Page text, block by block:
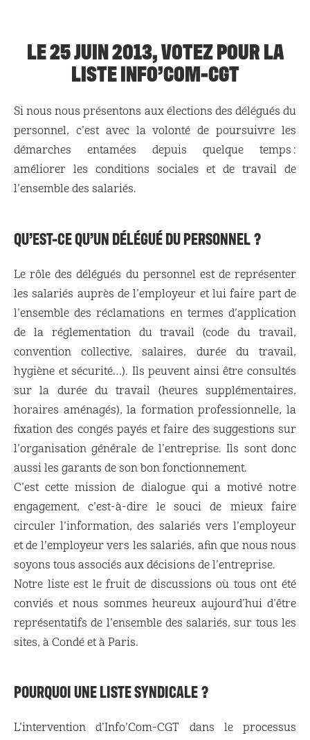
LE 25 JUIN 2013, VOTEZ POUR LA
LISTE INFO’COM-CGT
Si nous nous présentons aux élections des délégués du
personnel, c’est avec la volonté de poursuivre les
démarches entamées depuis quelque temps :
améliorer les conditions sociales et de travail de
l’ensemble des salariés.
QU’EST-CE QU’UN DÉLÉGUÉ DU PERSONNEL ?
Le rôle des délégués du personnel est de représenter
les salariés auprès de l’employeur et lui faire part de
l’ensemble des réclamations en termes d’application
de la réglementation du travail (code du travail,
convention collective, salaires, durée du travail,
hygiène et sécurité…). Ils peuvent ainsi être consultés
sur la durée du travail (heures supplémentaires,
horaires aménagés), la formation professionnelle, la
fixation des congés payés et faire des suggestions sur
l’organisation générale de l’entreprise. Ils sont donc
aussi les garants de son bon fonctionnement.
C’est cette mission de dialogue qui a motivé notre
engagement, c’est-à-dire le souci de mieux faire
circuler l’information, des salariés vers l’employeur
et de l’employeur vers les salariés, afin que nous nous
soyons tous associés aux décisions de l’entreprise.
Notre liste est le fruit de discussions où tous ont été
conviés et nous sommes heureux aujourd’hui d’être
représentatifs de l’ensemble des salariés, sur tous les
sites, à Condé et à Paris.
POURQUOI UNE LISTE SYNDICALE ?
L’intervention d’Info’Com-CGT dans le processus